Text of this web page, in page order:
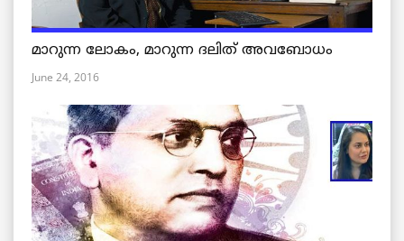
മാറുന്ന ലോകം, മാറുന്ന ദലിത് അവബോധം
June 24, 2016